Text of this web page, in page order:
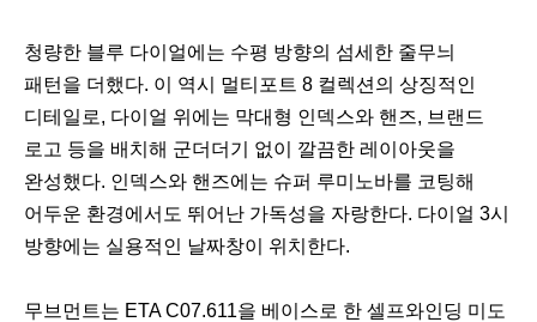
청량한 블루 다이얼에는 수평 방향의 섬세한 줄무늬
패턴을 더했다. 이 역시 멀티포트 8 컬렉션의 상징적인
디테일로, 다이얼 위에는 막대형 인덱스와 핸즈, 브랜드
로고 등을 배치해 군더더기 없이 깔끔한 레이아웃을
완성했다. 인덱스와 핸즈에는 슈퍼 루미노바를 코팅해
어두운 환경에서도 뛰어난 가독성을 자랑한다. 다이얼 3시
방향에는 실용적인 날짜창이 위치한다.
무브먼트는 ETA C07.611을 베이스로 한 셀프와인딩 미도